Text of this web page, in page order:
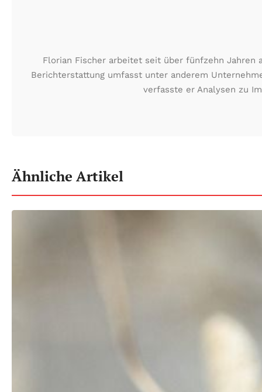
Florian Fischer arbeitet seit über fünfzehn Jahren
Berichterstattung umfasst unter anderem
verfasste er Analysen zu
Ähnliche Artikel